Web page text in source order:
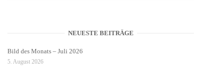
NEUESTE BEITRÄGE
Bild des Monats – Juli 2026
5. August 2026